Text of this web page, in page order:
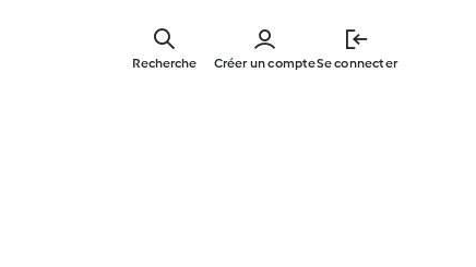
main
Créer un compteSe connecter
Recherche